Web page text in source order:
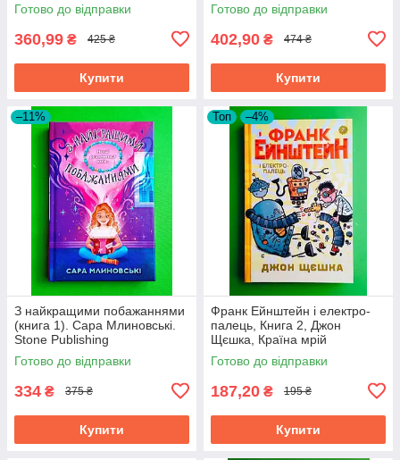
Готово до відправки
360,99 ₴ 425 ₴
Купити
Готово до відправки
402,90 ₴ 474 ₴
Купити
–11%
З найкращими побажаннями
(книга 1). Сара Млиновські.
Stone Publishing
Готово до відправки
334 ₴ 375 ₴
Купити
Топ –4%
Франк Ейнштейн і електро-
палець, Книга 2, Джон
Щєшка, Країна мрій
Готово до відправки
187,20 ₴ 195 ₴
Купити